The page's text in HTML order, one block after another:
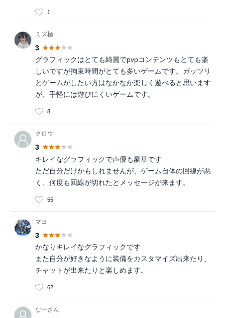
1
ミズ極
3
グラフィックはとても綺麗でpvpコンテンツもとても楽
しいですが拘束時間がとても多いゲームです。ガッツリ
とゲームがしたい方はなかなか楽しく遊べると思います
が、手軽には遊びにくいゲームです。
8
クロウ
3
キレイなグラフィックで声優も豪華です
ただ自分だけかもしれませんが、ゲーム自体の回線が悪
く、何度も回線が切れたとメッセージが来ます。
55
マヨ
3
かなりキレイなグラフィックです
また自分が好きなように装備をカスタマイズ出来たり、
チャットが出来たりと楽しめます。
62
なーさん